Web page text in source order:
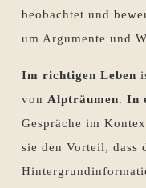
beobachtet und
um Argumente und
Im richtigen Leben
von Alpträumen. In
Gespräche im
sie den Vorteil, dass